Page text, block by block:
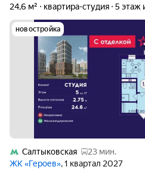
24,6 м²
квартира-студия 5 этаж
новостройка
Салтыковская
23 мин.
ЖК «Героев», 1 квартал 2027